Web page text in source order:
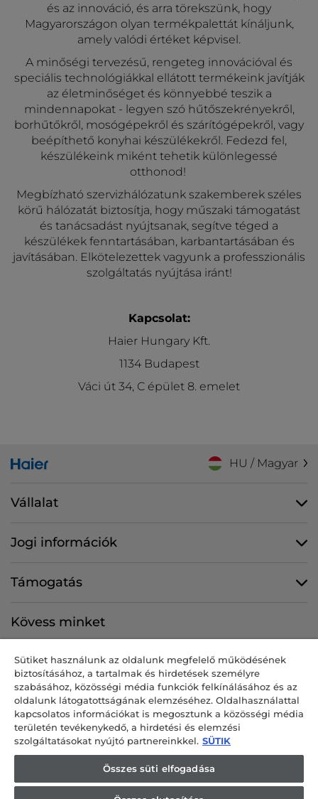
és az innováció, és arra törekszünk, hogy
Magyarországon olyan termékpalettát kínáljunk,
amely valódi értéket képvisel.
A minőségi tervezésű, rengeteg innovációval és
speciális technológiákkal ellátott termékeink javítják
az életminőséget és könnyebbé teszik a
mindennapokat - legyen szó hűtőszekrényekről,
borhűtőkről, mosógépekről és szárítógépekről, vagy
beépíthető konyhai készülékekről. Fedezd fel,
készülékeink miként tehetik különlegessé
otthonod!
Megbízható szervizhálózatunk szakemberek széles
körű hálózatát biztosítja, hogy műszaki támogatást
és tanácsadást nyújtsanak, segítve téged a
készülékek fenntartásában, karbantartásában és
javításában. Elkötelezettek vagyunk a professzionális
szolgáltatás nyújtása iránt!
Kapcsolat:
Haier Hungary Kft.
1134 Budapest
Váci út 34, C épület 8. emelet
HU / Magyar
Vállalat
Jogi információk
Támogatás
Kövess minket
CANDY HOOVER GROUP S.r.I. egyszemélyes társaság – BEJEGYZETT
SZÉKHELY: Via Comolli, 57 – 20861 Brugherio (MB) – Olaszország –
BEJEGYZETT TELEPHELYEK: Via Privata Eden Fumagalli snc – 20861
Brugherio (MB) és Via Trento n. 20/A-22 – 20871 Vimercate (MB) –
tőke: 35 000 000 00 € teljes egészében befizetve – a Milan-Monza-
Brianza-Lodi cégjegyzékben szereplő adószám és nyilvántartási szám:
Sütiket használunk az oldalunk megfelelő működésének
biztosításához, a tartalmak és hirdetések személyre
szabásához, közösségi média funkciók felkínálásához és az
oldalunk látogatottságának elemzéséhez. Oldalhasználattal
kapcsolatos információkat is megosztunk a közösségi média
területén tevékenykedő, a hirdetési és elemzési
szolgáltatásokat nyújtó partnereinkkel. SÜTIK
Összes süti elfogadása